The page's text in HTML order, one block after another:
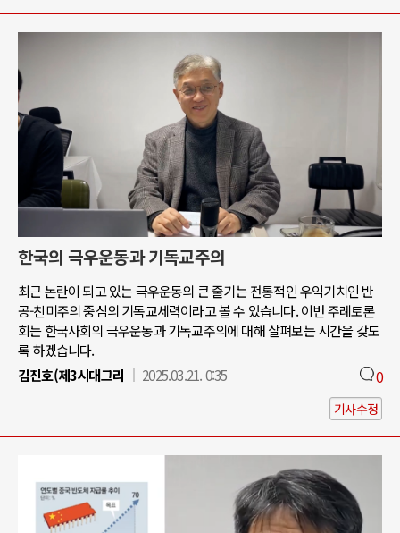
한국의 극우운동과 기독교주의
최근 논란이 되고 있는 극우운동의 큰 줄기는 전통적인 우익기치인 반
공-친미주의 중심의 기독교세력이라고 볼 수 있습니다. 이번 주례토론
회는 한국사회의 극우운동과 기독교주의에 대해 살펴보는 시간을 갖도
록 하겠습니다.
김진호(제3시대그리
2025.03.21. 0:35 0
기사수정